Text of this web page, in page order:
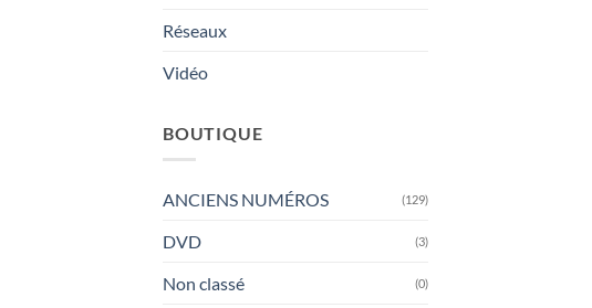
Réseaux
Vidéo
BOUTIQUE
ANCIENS NUMÉROS (129)
DVD (3)
Non classé (0)